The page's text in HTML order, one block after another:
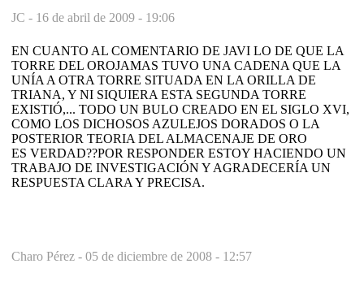
JC - 16 de abril de 2009 - 19:06
EN CUANTO AL COMENTARIO DE JAVI LO DE QUE LA
TORRE DEL OROJAMAS TUVO UNA CADENA QUE LA
UNÍA A OTRA TORRE SITUADA EN LA ORILLA DE
TRIANA, Y NI SIQUIERA ESTA SEGUNDA TORRE
EXISTIÓ,... TODO UN BULO CREADO EN EL SIGLO XVI,
COMO LOS DICHOSOS AZULEJOS DORADOS O LA
POSTERIOR TEORIA DEL ALMACENAJE DE ORO
ES VERDAD??POR RESPONDER ESTOY HACIENDO UN
TRABAJO DE INVESTIGACIÓN Y AGRADECERÍA UN
RESPUESTA CLARA Y PRECISA.
Charo Pérez - 05 de diciembre de 2008 - 12:57